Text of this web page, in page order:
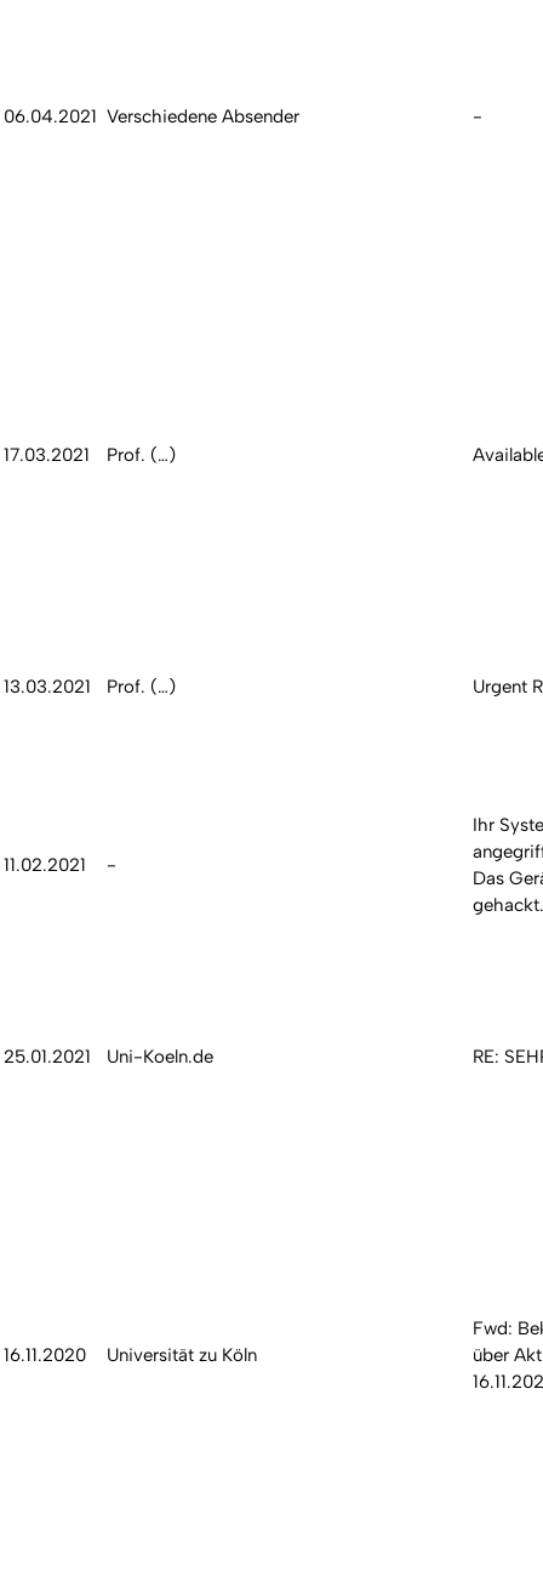
06.04.2021 Verschiedene Absender -
17.03.2021 Prof. (…)
13.03.2021 Prof. (…) Urgent
11.02.2021 -
Ihr
Das
gehackt.
25.01.2021 Uni-Koeln.de RE:
16.11.2020 Universität zu Köln
Fwd:
über